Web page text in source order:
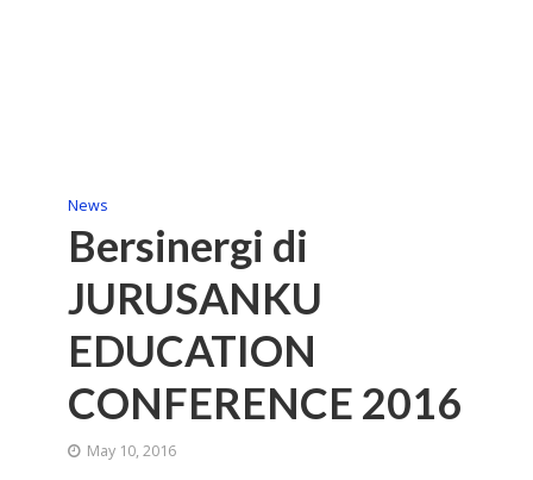
News
Bersinergi di
JURUSANKU
EDUCATION
CONFERENCE 2016
May 10, 2016